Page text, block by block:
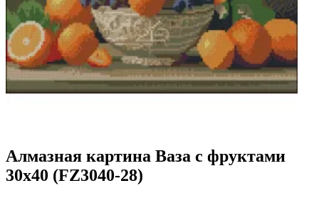
Алмазная картина Ваза с фруктами
30х40 (FZ3040-28)